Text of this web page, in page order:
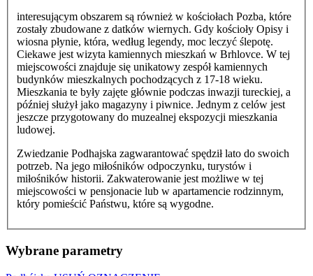
interesującym obszarem są również w kościołach Pozba, które
zostały zbudowane z datków wiernych. Gdy kościoły Opisy i
wiosna płynie, która, według legendy, moc leczyć ślepotę.
Ciekawe jest wizyta kamiennych mieszkań w Brhlovce. W tej
miejscowości znajduje się unikatowy zespół kamiennych
budynków mieszkalnych pochodzących z 17-18 wieku.
Mieszkania te były zajęte głównie podczas inwazji tureckiej, a
później służył jako magazyny i piwnice. Jednym z celów jest
jeszcze przygotowany do muzealnej ekspozycji mieszkania
ludowej.
Zwiedzanie Podhajska zagwarantować spędził lato do swoich
potrzeb. Na jego miłośników odpoczynku, turystów i
miłośników historii. Zakwaterowanie jest możliwe w tej
miejscowości w pensjonacie lub w apartamencie rodzinnym,
który pomieścić Państwu, które są wygodne.
Wybrane parametry